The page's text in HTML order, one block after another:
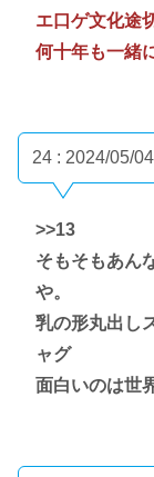
エ口ゲ文化途
何十年も一緒
24 : 2024/05/
>>13
そもそもあん
や。
乳の形丸出し
ャグ
面白いのは世